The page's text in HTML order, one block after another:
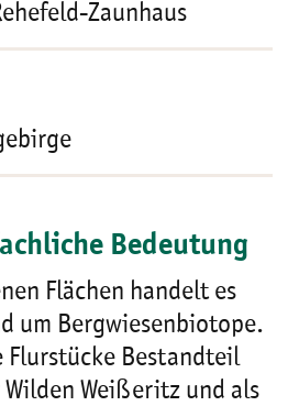
Zaunhaus
Bedeutung
Flächen handelt es
um Bergwiesenbiotope.
Flurstücke Bestandteil
Wilden Weißeritz und als